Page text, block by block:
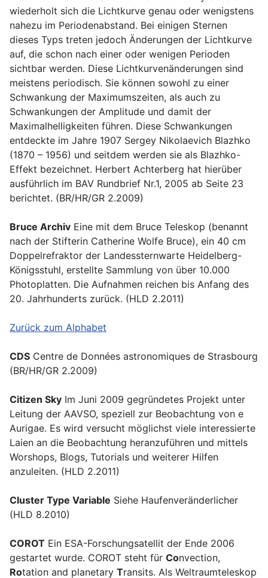
wiederholt sich die Lichtkurve genau oder wenigstens
nahezu im Periodenabstand. Bei einigen Sternen
dieses Typs treten jedoch Änderungen der Lichtkurve
auf, die schon nach einer oder wenigen Perioden
sichtbar werden. Diese Lichtkurvenänderungen sind
meistens periodisch. Sie können sowohl zu einer
Schwankung der Maximumszeiten, als auch zu
Schwankungen der Amplitude und damit der
Maximalhelligkeiten führen. Diese Schwankungen
entdeckte im Jahre 1907 Sergey Nikolaevich Blazhko
(1870 – 1956) und seitdem werden sie als Blazhko-
Effekt bezeichnet. Herbert Achterberg hat hierüber
ausführlich im BAV Rundbrief Nr.1, 2005 ab Seite 23
berichtet. (BR/HR/GR 2.2009)
Bruce Archiv Eine mit dem Bruce Teleskop (benannt
nach der Stifterin Catherine Wolfe Bruce), ein 40 cm
Doppelrefraktor der Landessternwarte Heidelberg-
Königsstuhl, erstellte Sammlung von über 10.000
Photoplatten. Die Aufnahmen reichen bis Anfang des
20. Jahrhunderts zurück. (HLD 2.2011)
Zurück zum Alphabet
CDS Centre de Données astronomiques de Strasbourg
(BR/HR/GR 2.2009)
Citizen Sky Im Juni 2009 gegründetes Projekt unter
Leitung der AAVSO, speziell zur Beobachtung von e
Aurigae. Es wird versucht möglichst viele interessierte
Laien an die Beobachtung heranzuführen und mittels
Worshops, Blogs, Tutorials und weiterer Hilfen
anzuleiten. (HLD 2.2011)
Cluster Type Variable Siehe Haufenveränderlicher
(HLD 8.2010)
COROT Ein ESA-Forschungsatellit der Ende 2006
gestartet wurde. COROT steht für Convection,
Rotation and planetary Transits. Als Weltraumteleskop